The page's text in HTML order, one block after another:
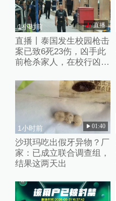
1小时前 直播
直播丨泰国发生校园枪击
案已致6死23伤，凶手此
前枪杀家人，在校行凶后
1小时前 01:40
沙琪玛吃出假牙异物？厂
家：已成立联合调查组，
结果这两天出